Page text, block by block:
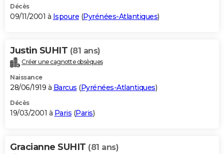
Décès
09/11/2001 à Ispoure (Pyrénées-Atlantiques)
Justin SUHIT (81 ans)
Créer une cagnotte obsèques
Naissance
28/06/1919 à Barcus (Pyrénées-Atlantiques)
Décès
19/03/2001 à Paris (Paris)
Gracianne SUHIT (81 ans)